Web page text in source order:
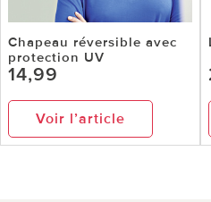
Chapeau réversible avec
protection UV
14,99
Voir l’article